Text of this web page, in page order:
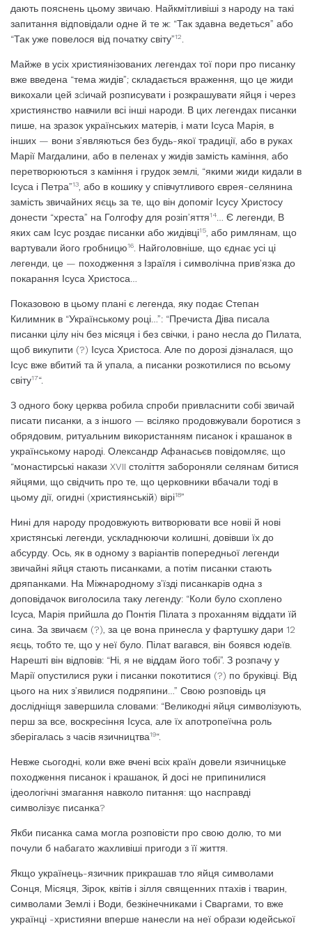
дають пояс­нень цьому звичаю. Найкмітливіші з народу на такі
запитання відповідали одне й те ж: “Так здавна ведеться” або
“Так уже повелося від початку світу”12.
Майже в усіх християнізованих легендах тої пори про писанку
вже введена “тема жидів”; складається враження, що це жиди
викохали цей зdичай розписувати і розкрашувати яйця і через
християнство навчили всі інші народи. В цих легендах писанки
пише, на зразок українських матерів, і мати Ісуса Марія, в
інших — вони з’являються без будь-якої традиції, або в руках
Марії Магдалини, або в пеленах у жидів замість каміння, або
перетворюються з каміння і грудок землі, “якими жиди кидали в
Ісуса і Петра”13, або в кошику у співчутливого єв­рея-селянина
замість звичайних яєць за те, що він допоміг Ісусу Христосу
донести “хреста” на Голгофу для розіп’яття14… Є ле­генди, В
яких сам Ісус роздає писанки або жидівці15, або римлянам, що
вартували його гробницю16. Найголовніше, що єднає усі ці
легенди, це — походження з Ізраїля і симво­лічна прив’язка до
покарання Ісуса Христоса…
Показовою в цьому плані є легенда, яку подає Степан
Килимник в “Українському році…”: “Пречиста Діва писала
писанки цілу ніч без місяця і без свічки, і рано несла до Пилата,
щоб викупити (?) Ісуса Христоса. Але по дорозі дізналася, що
Ісус вже вби­тий та й упала, а писанки розкотилися по всьому
світу17“.
З одного боку церква робила спроби привласнити собі звичай
писати писанки, а з іншого — всіляко продовжували боротися з
обрядовим, ритуальним використанням писанок і крашанок в
українському народі. Олександр Афанасьєв повідомляє, що
“мо­настирські накази XVII століття забороняли селянам битися
яйцями, що свідчить про те, що церковники вбачали тоді в
цьому дії, огидні (християнській) вірі18”
Нині для народу продовжують витворю­вати все новіі й нові
христянські легенди, ускладнюючи колишні, довівши їх до
абсу­рду. Ось, як в одному з варіантів поперед­ньої легенди
звичайні яйця стають писанка­ми, а потім писанки стають
дряпанками. На Міжнародному з’їзді писанкарів одна з
доповідачок виголосила таку легенду: “Коли було схоплено
Ісуса, Марія прийшла до Понтія Пілата з проханням віддати їй
сина. За звичаєм (?), за це вона принесла у фар­тушку дари 12
яєць, тобто те, що у неї було. Пілат вагався, він боявся юдеїв.
Нарешті він відповів: “Ні, я не віддам його тобі”. З розпачу у
Марії опустилися руки і писанки покотитися (?) по бруківці. Від
цього на них з’явилися подряпини…” Свою розповідь ця
дослідніщя завершила словами: “Велико­дні яйця символізують,
перш за все, вос­кресіння Ісуса, але їх апотропеїчна роль
зберігалась з часів язичництва19“.
Невже сьогодні, коли вже вчені всіх кра­їн довели язичницьке
походження писанок і крашанок, й досі не припинилися
ідеоло­гічні змагання навколо питання: що нас­правді
символізує писанка?
Якби писанка сама могла розповісти про свою долю, то ми
почули б набагато жахли­віші пригоди з її життя.
Якщо українець-язичник прикрашав тло яйця символами
Сонця, Місяця, Зірок, кві­тів і зілля священних птахів і тварин,
сим­волами Землі і Води, безкінечниками і Сваргами, то вже
українці -християни вперше нанесли на неї образи юдейської